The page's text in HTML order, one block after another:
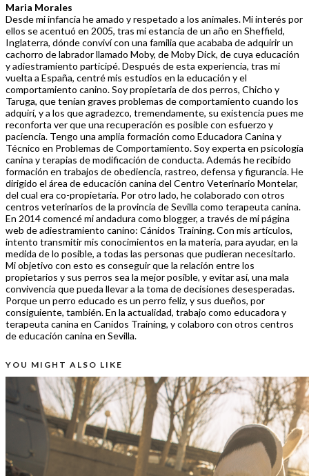
Maria Morales
Desde mi infancia he amado y respetado a los animales. Mi interés por
ellos se acentuó en 2005, tras mi estancia de un año en Sheffield,
Inglaterra, dónde conviví con una familia que acababa de adquirir un
cachorro de labrador llamado Moby, de Moby Dick, de cuya educación
y adiestramiento participé. Después de esta experiencia, tras mi
vuelta a España, centré mis estudios en la educación y el
comportamiento canino. Soy propietaria de dos perros, Chicho y
Taruga, que tenían graves problemas de comportamiento cuando los
adquirí, y a los que agradezco, tremendamente, su existencia pues me
reconforta ver que una recuperación es posible con esfuerzo y
paciencia. Tengo una amplia formación como Educadora Canina y
Técnico en Problemas de Comportamiento. Soy experta en psicología
canina y terapias de modificación de conducta. Además he recibido
formación en trabajos de obediencia, rastreo, defensa y figurancia. He
dirigido el área de educación canina del Centro Veterinario Montelar,
del cual era co-propietaria. Por otro lado, he colaborado con otros
centros veterinarios de la provincia de Sevilla como terapeuta canina.
En 2014 comencé mi andadura como blogger, a través de mi página
web de adiestramiento canino: Cánidos Training. Con mis artículos,
intento transmitir mis conocimientos en la materia, para ayudar, en la
medida de lo posible, a todas las personas que pudieran necesitarlo.
Mi objetivo con esto es conseguir que la relación entre los
propietarios y sus perros sea la mejor posible, y evitar así, una mala
convivencia que pueda llevar a la toma de decisiones desesperadas.
Porque un perro educado es un perro feliz, y sus dueños, por
consiguiente, también. En la actualidad, trabajo como educadora y
terapeuta canina en Canidos Training, y colaboro con otros centros
de educación canina en Sevilla.
YOU MIGHT ALSO LIKE